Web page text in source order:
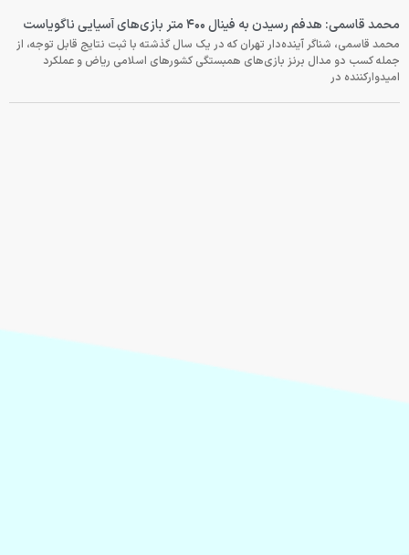
محمد قاسمی: هدفم رسیدن به فینال ۴۰۰ متر بازی‌های آسیایی ناگویاست
محمد قاسمی، شناگر آینده‌دار تهران که در یک سال گذشته با ثبت نتایج قابل توجه، از
جمله کسب دو مدال برنز بازی‌های همبستگی کشورهای اسلامی ریاض و عملکرد
امیدوارکننده در